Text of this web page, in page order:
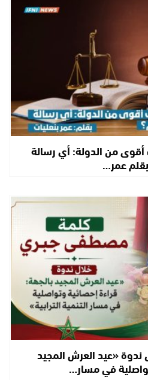
من الدولة: أي رسالة
عمر…
«عيد العرش المجيد
في مسار…